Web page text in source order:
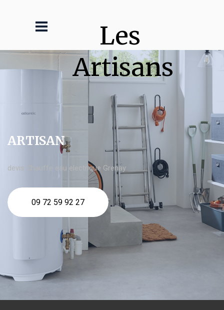
Les
Artisans
ARTISAN
devis Chauffe eau electrique Grenay
09 72 59 92 27